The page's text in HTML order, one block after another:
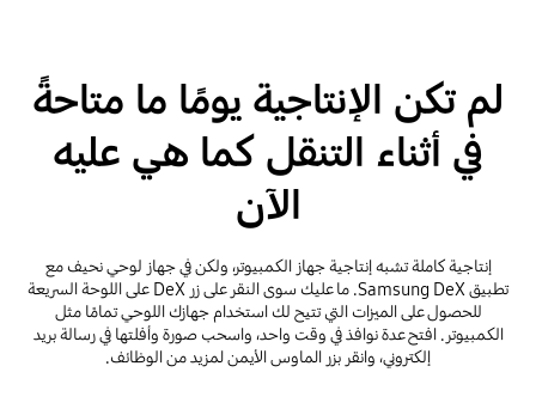
لم تكن الإنتاجية يومًا ما متاحةً
في أثناء التنقل كما هي عليه
الآن
إنتاجية كاملة تشبه إنتاجية جهاز الكمبيوتر، ولكن في جهاز لوحي نحيف مع
تطبيق Samsung DeX. ما عليك سوى النقر على زر DeX على اللوحة السريعة
للحصول على الميزات التي تتيح لك استخدام جهازك اللوحي تمامًا مثل
الكمبيوتر. افتح عدة نوافذ في وقت واحد، واسحب صورة وأفلتها في رسالة بريد
إلكتروني، وانقر بزر الماوس الأيمن لمزيد من الوظائف.